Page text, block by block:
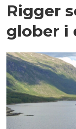
Rigger
glober i